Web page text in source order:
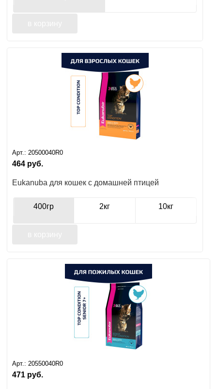
Арт.: 20500040R0
464 руб.
Eukanuba для кошек с домашней птицей
400гр 2кг 10кг
Арт.: 20550040R0
471 руб.